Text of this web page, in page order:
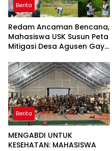
Berita
Redam Ancaman Bencana,
Mahasiswa USK Susun Peta
Mitigasi Desa Agusen Gayo
Berita
MENGABDI UNTUK
KESEHATAN: MAHASISWA